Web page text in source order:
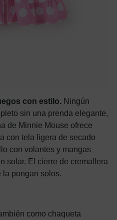
con estilo. Ningún
sin una prenda elegante,
de Minnie Mouse ofrece
con tela ligera de secado
con volantes y mangas
solar. El cierre de cremallera
la pongan solos.
como chaqueta